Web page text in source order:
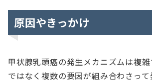
原因やきっかけ
甲状腺乳頭癌の発生メカニズムは複
ではなく複数の要因が組み合わさっ